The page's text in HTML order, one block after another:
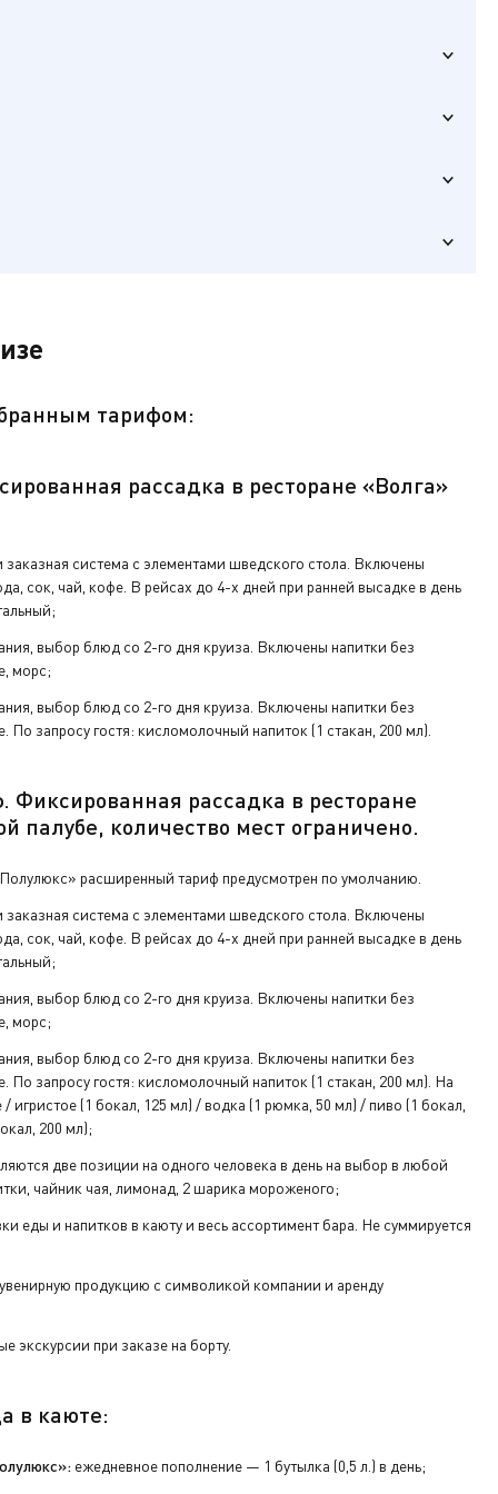
тарифом:
рассадка в ресторане «Волга»
система с элементами шведского стола. Включены
сок, чай, кофе. В рейсах до 4-х дней при ранней высадке в день
выбор блюд со 2-го дня круиза. Включены напитки без
морс;
выбор блюд со 2-го дня круиза. Включены напитки без
По запросу гостя: кисломолочный напиток (1 стакан, 200 мл).
Фиксированная рассадка в ресторане
палубе, количество мест ограничено.
расширенный тариф предусмотрен по умолчанию.
система с элементами шведского стола. Включены
сок, чай, кофе. В рейсах до 4-х дней при ранней высадке в день
выбор блюд со 2-го дня круиза. Включены напитки без
морс;
выбор блюд со 2-го дня круиза. Включены напитки без
По запросу гостя: кисломолочный напиток (1 стакан, 200 мл). На
игристое (1 бокал, 125 мл) / водка (1 рюмка, 50 мл) / пиво (1 бокал,
200 мл);
две позиции на одного человека в день на выбор в любой
чайник чая, лимонад, 2 шарика мороженого;
еды и напитков в каюту и весь ассортимент бара. Не суммируется
продукцию с символикой компании и аренду
экскурсии при заказе на борту.
в каюте:
ежедневное пополнение — 1 бутылка (0,5 л.) в день;